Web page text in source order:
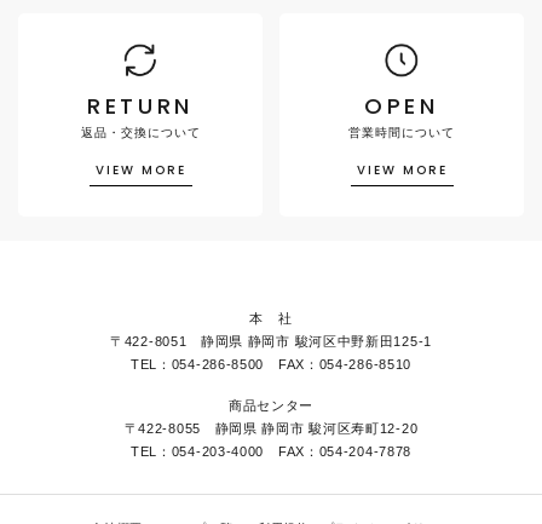
RETURN
返品・交換について
VIEW MORE
OPEN
営業時間について
VIEW MORE
本 社
〒422-8051 静岡県 静岡市 駿河区中野新田125-1
TEL：054-286-8500 FAX：054-286-8510
商品センター
〒422-8055 静岡県 静岡市 駿河区寿町12-20
TEL：054-203-4000 FAX：054-204-7878